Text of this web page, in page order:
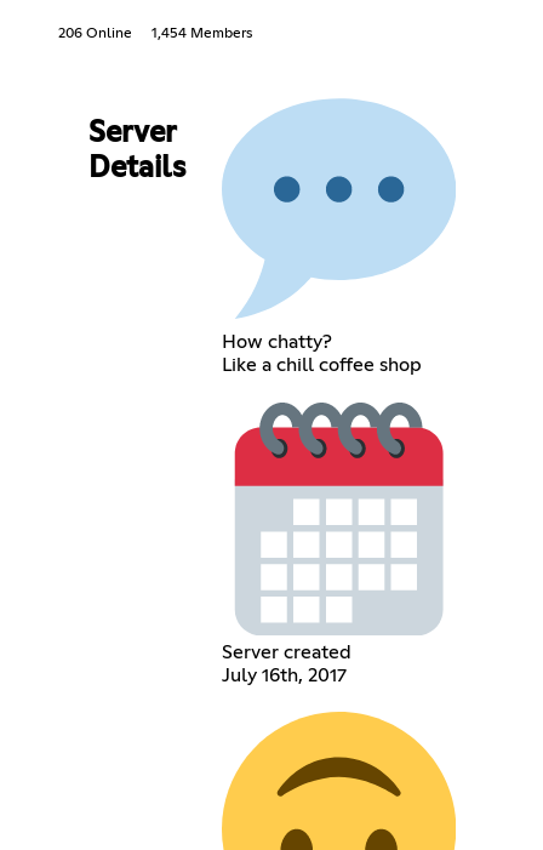
206 Online 1,454 Members
Server
Details
How chatty?
Like a chill coffee shop
Server created
July 16th, 2017